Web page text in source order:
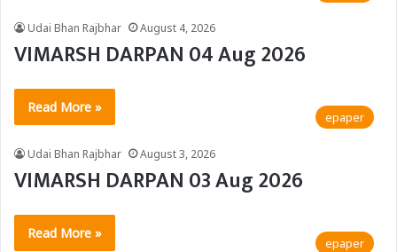
Udai Bhan Rajbhar August 4, 2026
VIMARSH DARPAN 04 Aug 2026
Read More »
epaper
Udai Bhan Rajbhar August 3, 2026
VIMARSH DARPAN 03 Aug 2026
Read More »
epaper